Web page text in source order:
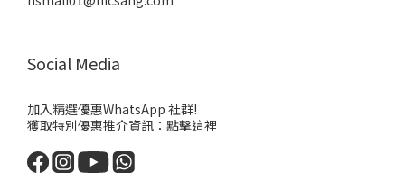
Social Media
加入精選優惠WhatsApp 社群!
獲取特別優惠推介資訊： 點擊這裡